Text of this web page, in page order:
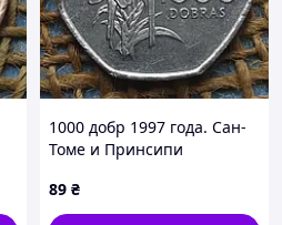
1000 добр 1997 года. Сан-
Томе и Принсипи
89 ₴